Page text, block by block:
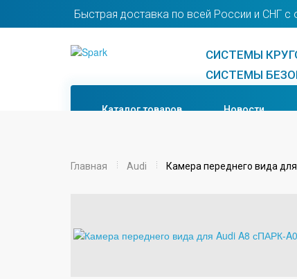
Быстрая доставка по всей России и СНГ с
СИСТЕМЫ
СИСТЕМЫ
Каталог товаров Новости
Главная Audi Камера переднего вида